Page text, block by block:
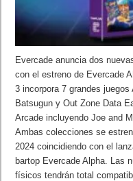
Evercade anuncia dos
con el estreno de Evercade
3 incorpora 7 grandes
Batsugun y Out Zone Data
Arcade incluyendo Joe and
Ambas colecciones se
2024 coincidiendo con el
bartop Evercade Alpha. Las
físicos tendrán total